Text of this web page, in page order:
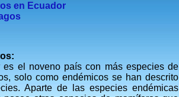
es el noveno país con más especies de
solo como endémicos se han descrito
Aparte de las especies endémicas
en Ecuador